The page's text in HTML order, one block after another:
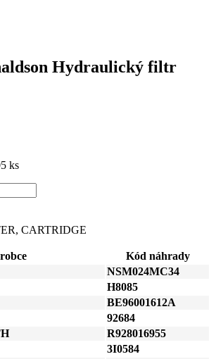
Hydraulický filtr
ks
CARTRIDGE
Kód náhrady
NSM024MC34
H8085
BE96001612A
92684
R928016955
3I0584